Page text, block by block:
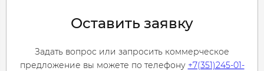
Оставить заявку
Задать вопрос или запросить коммерческое
предложение вы можете по телефону +7(351)245-01-